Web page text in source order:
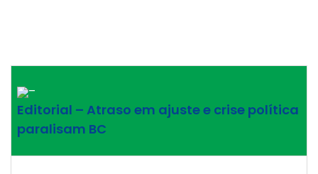
–
Editorial – Atraso em ajuste e crise política
paralisam BC